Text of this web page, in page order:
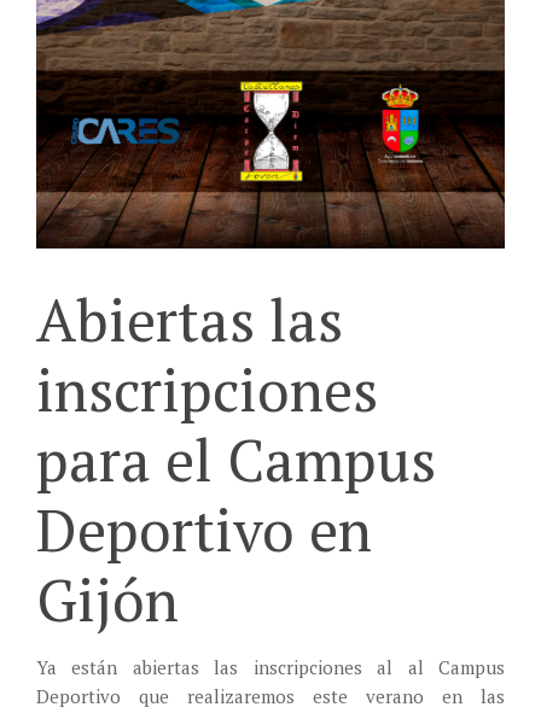
Abiertas las
inscripciones
para el Campus
Deportivo en
Gijón
Ya están abiertas las inscripciones al al Campus
Deportivo que realizaremos este verano en las